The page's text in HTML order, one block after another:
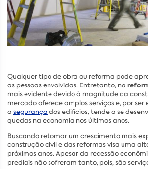
Qualquer tipo de obra ou reforma pode
as pessoas envolvidas. Entretanto, na
mais evidente devido à magnitude da
mercado oferece amplos serviços e, por ser
a segurança dos edifícios, tende a se
quedas na economia nos últimos anos.
Buscando retomar um crescimento mais
construção civil e das reformas visa uma
próximos anos. Apesar da recessão
prediais não sofreram tanto, pois, são